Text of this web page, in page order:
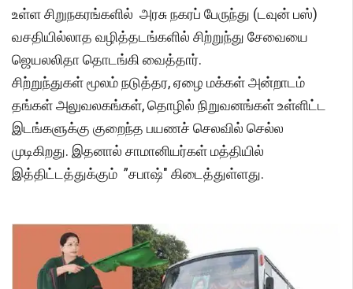
உள்ள சிறுநகரங்களில் அரசு நகரப் பேருந்து (டவுன் பஸ்)
வசதியில்லாத வழித்தடங்களில் சிற்றுந்து சேவையை
ஜெயலலிதா தொடங்கி வைத்தார்.
சிற்றுந்துகள் மூலம் நடுத்தர, ஏழை மக்கள் அன்றாடம்
தங்கள் அலுவலகங்கள், தொழில் நிறுவனங்கள் உள்ளிட்ட
இடங்களுக்கு குறைந்த பயணச் செலவில் செல்ல
முடிகிறது. இதனால் சாமானியர்கள் மத்தியில்
இத்திட்டத்துக்கும் ”சபாஷ்" கிடைத்துள்ளது.